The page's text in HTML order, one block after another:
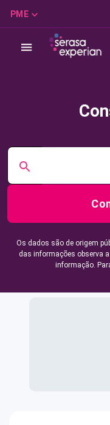
PME
Os dados são de origem
das informações observa
informação.